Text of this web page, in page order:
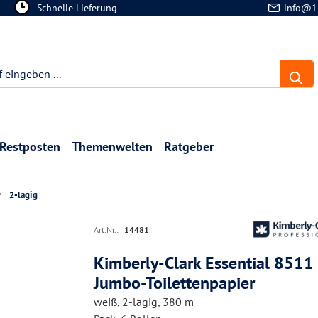
Schnelle Lieferung
Restposten Themenwelten Ratgeber
2-lagig
Art.Nr.: 14481
Kimberly-Clark Essential 8511
Jumbo-Toilettenpapier
weiß, 2-lagig, 380 m